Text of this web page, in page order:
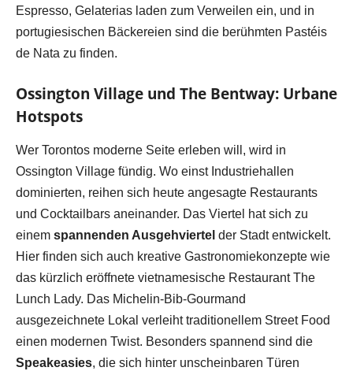
Espresso, Gelaterias laden zum Verweilen ein, und in
portugiesischen Bäckereien sind die berühmten Pastéis
de Nata zu finden.
Ossington Village und The Bentway: Urbane
Hotspots
Wer Torontos moderne Seite erleben will, wird in
Ossington Village fündig. Wo einst Industriehallen
dominierten, reihen sich heute angesagte Restaurants
und Cocktailbars aneinander. Das Viertel hat sich zu
einem spannenden Ausgehviertel der Stadt entwickelt.
Hier finden sich auch kreative Gastronomiekonzepte wie
das kürzlich eröffnete vietnamesische Restaurant The
Lunch Lady. Das Michelin-Bib-Gourmand
ausgezeichnete Lokal verleiht traditionellem Street Food
einen modernen Twist. Besonders spannend sind die
Speakeasies, die sich hinter unscheinbaren Türen